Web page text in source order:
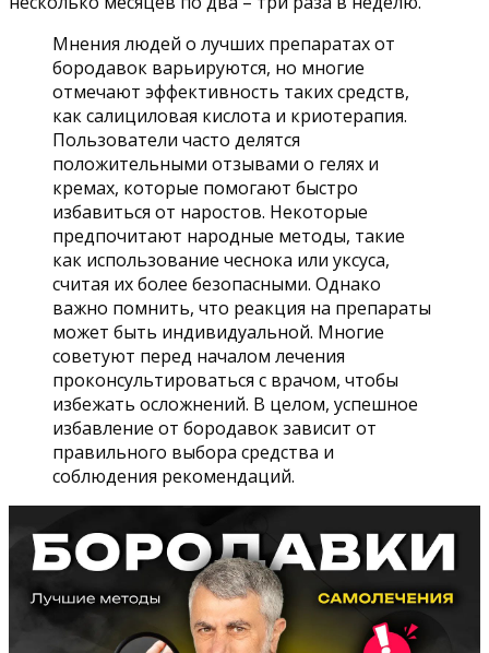
Мнения людей о лучших препаратах от
бородавок варьируются, но многие
отмечают эффективность таких средств,
как салициловая кислота и криотерапия.
Пользователи часто делятся
положительными отзывами о гелях и
кремах, которые помогают быстро
избавиться от наростов. Некоторые
предпочитают народные методы, такие
как использование чеснока или уксуса,
считая их более безопасными. Однако
важно помнить, что реакция на препараты
может быть индивидуальной. Многие
советуют перед началом лечения
проконсультироваться с врачом, чтобы
избежать осложнений. В целом, успешное
избавление от бородавок зависит от
правильного выбора средства и
соблюдения рекомендаций.